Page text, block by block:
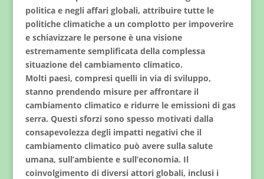
politica e negli affari globali, attribuire tutte le
politiche climatiche a un complotto per impoverire
e schiavizzare le persone è una visione
estremamente semplificata della complessa
situazione del cambiamento climatico.
Molti paesi, compresi quelli in via di sviluppo,
stanno prendendo misure per affrontare il
cambiamento climatico e ridurre le emissioni di gas
serra. Questi sforzi sono spesso motivati dalla
consapevolezza degli impatti negativi che il
cambiamento climatico può avere sulla salute
umana, sull’ambiente e sull’economia. Il
coinvolgimento di diversi attori globali, inclusi i